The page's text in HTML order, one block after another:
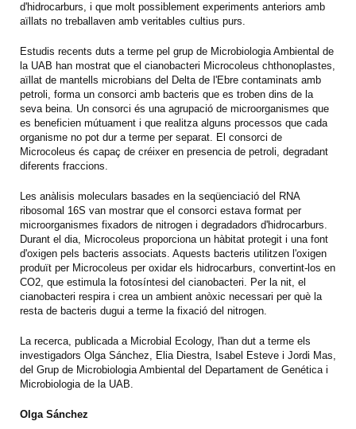
d'hidrocarburs, i que molt possiblement experiments anteriors amb
aïllats no treballaven amb veritables cultius purs.
Estudis recents duts a terme pel grup de Microbiologia Ambiental de
la UAB han mostrat que el cianobacteri Microcoleus chthonoplastes,
aïllat de mantells microbians del Delta de l'Ebre contaminats amb
petroli, forma un consorci amb bacteris que es troben dins de la
seva beina. Un consorci és una agrupació de microorganismes que
es beneficien mútuament i que realitza alguns processos que cada
organisme no pot dur a terme per separat. El consorci de
Microcoleus és capaç de créixer en presencia de petroli, degradant
diferents fraccions.
Les anàlisis moleculars basades en la seqüenciació del RNA
ribosomal 16S van mostrar que el consorci estava format per
microorganismes fixadors de nitrogen i degradadors d'hidrocarburs.
Durant el dia, Microcoleus proporciona un hàbitat protegit i una font
d'oxigen pels bacteris associats. Aquests bacteris utilitzen l'oxigen
produït per Microcoleus per oxidar els hidrocarburs, convertint-los en
CO2, que estimula la fotosíntesi del cianobacteri. Per la nit, el
cianobacteri respira i crea un ambient anòxic necessari per què la
resta de bacteris dugui a terme la fixació del nitrogen.
La recerca, publicada a Microbial Ecology, l'han dut a terme els
investigadors Olga Sánchez, Elia Diestra, Isabel Esteve i Jordi Mas,
del Grup de Microbiologia Ambiental del Departament de Genética i
Microbiologia de la UAB.
Olga Sánchez